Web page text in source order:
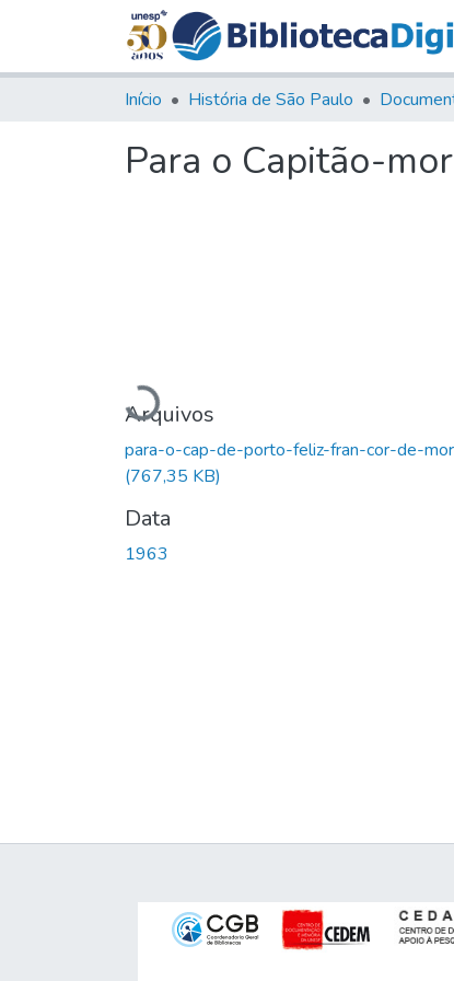
Início História de São Paulo
Para o Capitão-
Carregando...
Arquivos
para-o-cap-de-porto-feliz-fran-cor-de-
(767,35 KB)
Data
1963